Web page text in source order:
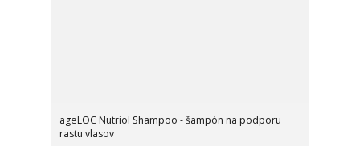
ageLOC Nutriol Shampoo - šampón na podporu
rastu vlasov